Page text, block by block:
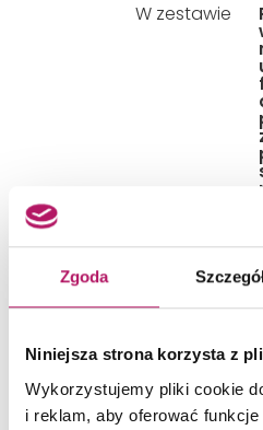
Zgoda
Niniejsza strona korzysta z
Wykorzystujemy pliki cookie
i reklam, aby oferować funkcje
W zestawie
Napięcie